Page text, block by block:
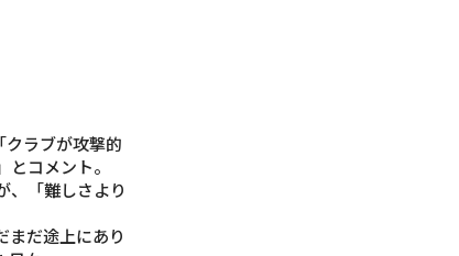
ラブが攻撃的
コメント。
、「難しさより
まだ途上にあり